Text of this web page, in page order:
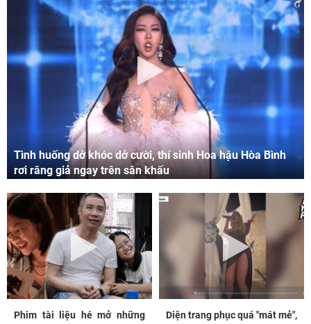
Tình huống dở khóc dở cười, thí sinh Hoa hậu Hòa Bình
rơi răng giả ngay trên sân khấu
Phim tài liệu hé mở những
Diện trang phục quá "mát mẻ",